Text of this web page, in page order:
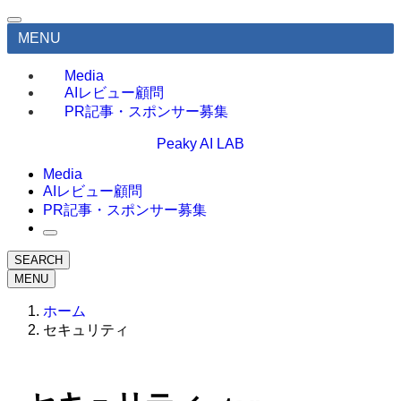
MENU
Media
AIレビュー顧問
PR記事・スポンサー募集
Peaky AI LAB
Media
AIレビュー顧問
PR記事・スポンサー募集
SEARCH
MENU
ホーム
セキュリティ